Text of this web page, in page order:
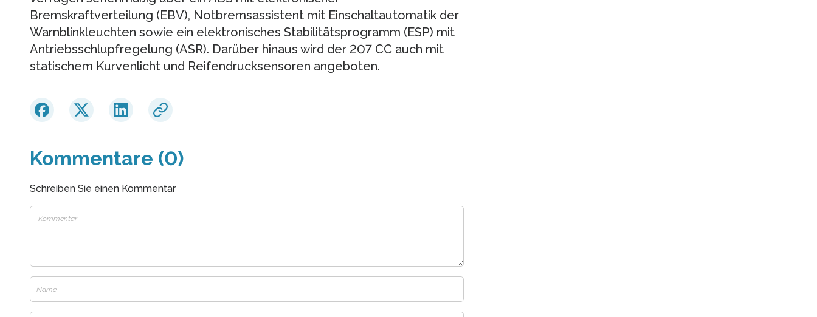
Bremskraftverteilung (EBV), Notbremsassistent mit Einschaltautomatik der
Warnblinkleuchten sowie ein elektronisches Stabilitätsprogramm (ESP) mit
Antriebsschlupfregelung (ASR). Darüber hinaus wird der 207 CC auch mit
statischem Kurvenlicht und Reifendrucksensoren angeboten.
Kommentare (0)
Schreiben Sie einen Kommentar